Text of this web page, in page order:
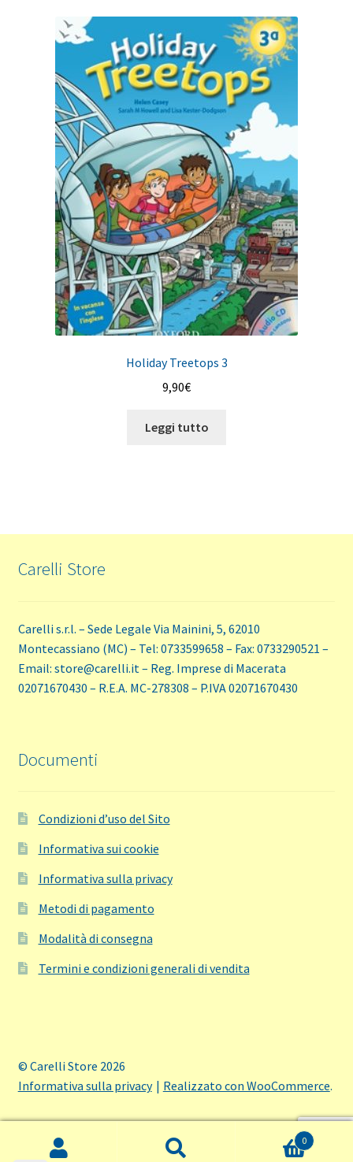
Holiday Treetops 3
9,90€
Leggi tutto
Carelli Store
Carelli s.r.l. – Sede Legale Via Mainini, 5, 62010
Montecassiano (MC) – Tel: 0733599658 – Fax: 0733290521 –
Email: store@carelli.it – Reg. Imprese di Macerata
02071670430 – R.E.A. MC-278308 – P.IVA 02071670430
Documenti
Condizioni d’uso del Sito
Informativa sui cookie
Informativa sulla privacy
Metodi di pagamento
Modalità di consegna
Termini e condizioni generali di vendita
© Carelli Store 2026
Informativa sulla privacy
Realizzato con WooCommerce.
Cerca:
Cerca
0